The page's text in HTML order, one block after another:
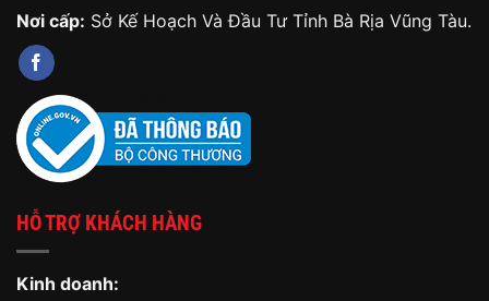
Nơi cấp: Sở Kế Hoạch Và Đầu Tư Tỉnh Bà Rịa Vũng Tàu.
HỖ TRỢ KHÁCH HÀNG
Kinh doanh: